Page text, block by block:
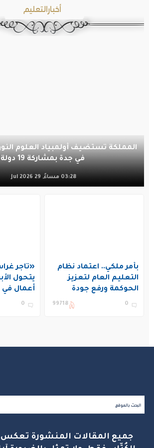
أخبارالتعليم
في جدة بمشاركة 19 دولة
03:28 مساءً, 29 Jul 2026
بأمر ملكي.. اعتماد نظام
التعليم العام لتعزيز
الحوكمة ورفع جودة
التعليم في المملكة
0
99718
«تاجر
يتحول
أعمال في
بنادي
0
جميع المقالات المنشورة